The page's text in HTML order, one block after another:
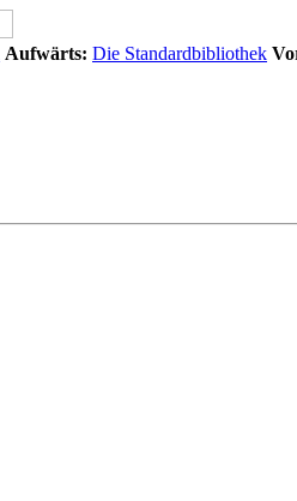
Aufwärts: Die Standardbibliothek